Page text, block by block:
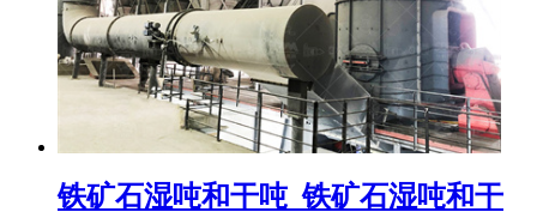
铁矿石湿吨和干吨_铁矿石湿吨和干